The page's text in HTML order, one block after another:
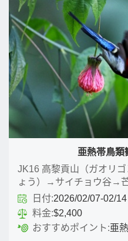
亜熱帯鳥類
JK16 高黎貢山（ガオリ
ょう）→サイチョウ谷→芒
日付:2026/02/07-02/14
料金:$2,400
おすすめポイント:亜